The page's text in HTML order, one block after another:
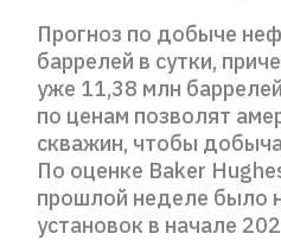
Прогноз по добыче
баррелей в сутки,
уже 11,38 млн
по ценам позволят
скважин, чтобы
По оценке Baker
прошлой неделе было
установок в начале